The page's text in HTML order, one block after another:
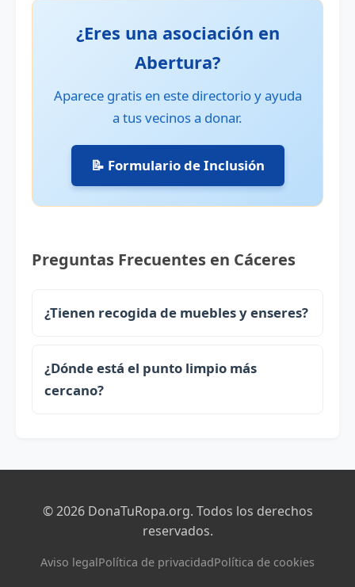
¿Eres una asociación en
Abertura?
Aparece gratis en este directorio y ayuda
a tus vecinos a donar.
📝 Formulario de Inclusión
Preguntas Frecuentes en Cáceres
¿Tienen recogida de muebles y enseres?
¿Dónde está el punto limpio más
cercano?
© 2026 DonaTuRopa.org. Todos los derechos
reservados.
Aviso legalPolítica de privacidadPolítica de cookies